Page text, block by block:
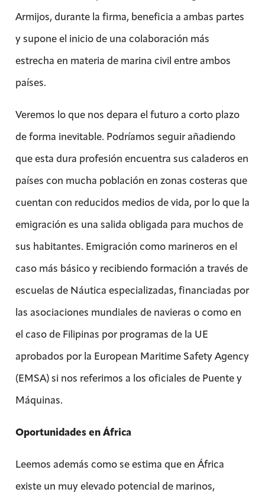
Armijos, durante la firma, beneficia a ambas partes
y supone el inicio de una colaboración más
estrecha en materia de marina civil entre ambos
países.
Veremos lo que nos depara el futuro a corto plazo
de forma inevitable. Podríamos seguir añadiendo
que esta dura profesión encuentra sus caladeros en
países con mucha población en zonas costeras que
cuentan con reducidos medios de vida, por lo que la
emigración es una salida obligada para muchos de
sus habitantes. Emigración como marineros en el
caso más básico y recibiendo formación a través de
escuelas de Náutica especializadas, financiadas por
las asociaciones mundiales de navieras o como en
el caso de Filipinas por programas de la UE
aprobados por la European Maritime Safety Agency
(EMSA) si nos referimos a los oficiales de Puente y
Máquinas.
Oportunidades en África
Leemos además como se estima que en África
existe un muy elevado potencial de marinos,